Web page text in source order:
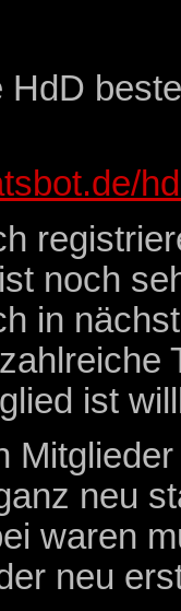
HdD
noch
in
ist
neu
waren
neu